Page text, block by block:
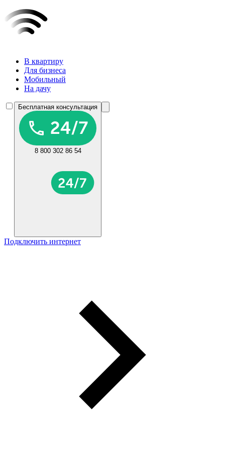
В квартиру
Для бизнеса
Мобильный
На дачу
Бесплатная консультация
8 800 302 86 54
Подключить интернет